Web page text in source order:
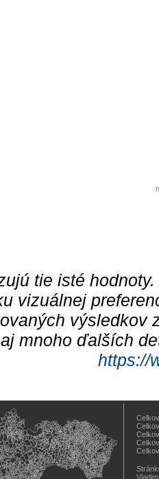
tie isté
vizuálnej
výsledkov
mnoho ďalších
https://